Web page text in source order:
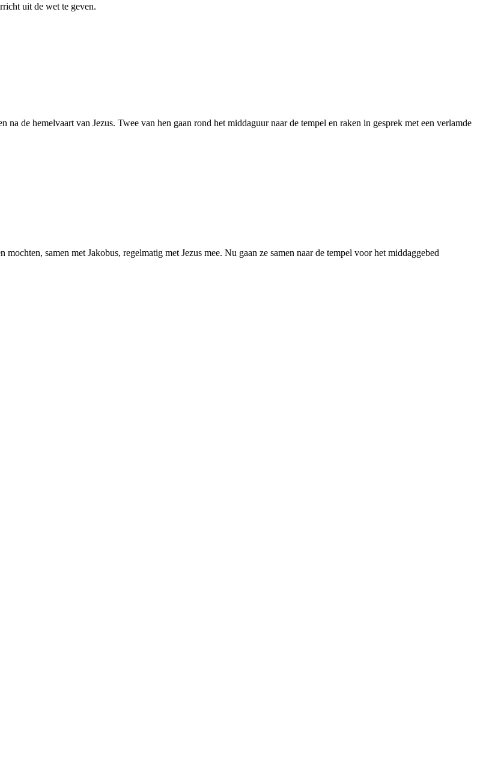
uit de wet te geven.
de hemelvaart van Jezus. Twee van hen gaan rond het middaguur naar de tempel en raken in gesprek met een verlamde
samen met Jakobus, regelmatig met Jezus mee. Nu gaan ze samen naar de tempel voor het middaggebed